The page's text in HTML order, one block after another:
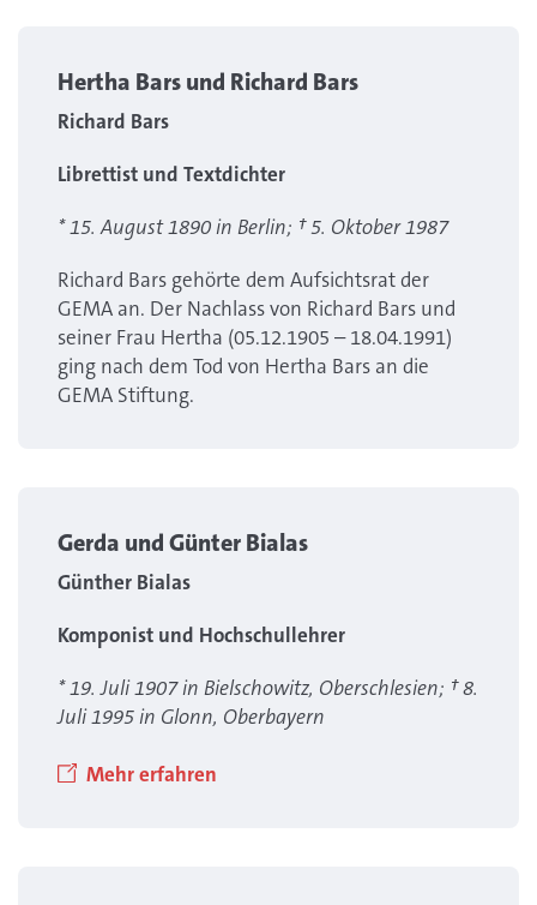
Hertha Bars und Richard Bars
Richard Bars
Librettist und Textdichter
* 15. August 1890 in Berlin; † 5. Oktober 1987
Richard Bars gehörte dem Aufsichtsrat der
GEMA an. Der Nachlass von Richard Bars und
seiner Frau Hertha (05.12.1905 – 18.04.1991)
ging nach dem Tod von Hertha Bars an die
GEMA Stiftung.
Gerda und Günter Bialas
Günther Bialas
Komponist und Hochschullehrer
* 19. Juli 1907 in Bielschowitz, Oberschlesien; † 8.
Juli 1995 in Glonn, Oberbayern
Mehr erfahren